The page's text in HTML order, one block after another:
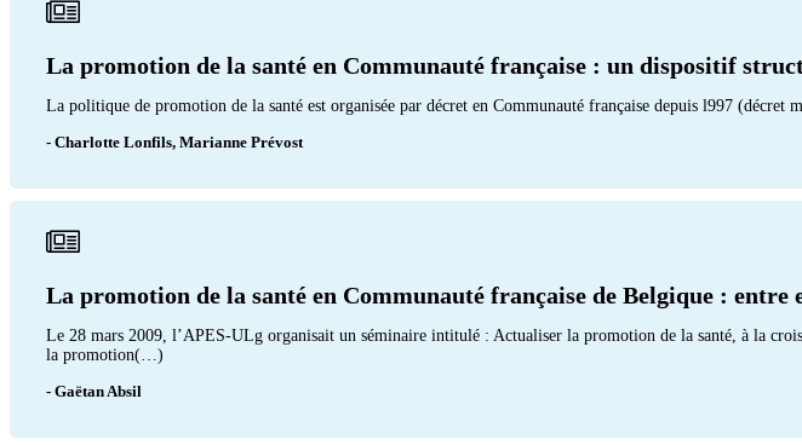
La promotion de la santé en Communauté française : un dispositif
La politique de promotion de la santé est organisée par décret en Communauté française depuis l997
- Charlotte Lonfils, Marianne Prévost
La promotion de la santé en Communauté française de Belgique : entre
Le 28 mars 2009, l’APES-ULg organisait un séminaire intitulé : Actualiser la promotion de la santé, à la
la promotion(…)
- Gaëtan Absil